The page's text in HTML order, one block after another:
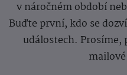
v náročném období
Buďte první, kdo se
událostech.